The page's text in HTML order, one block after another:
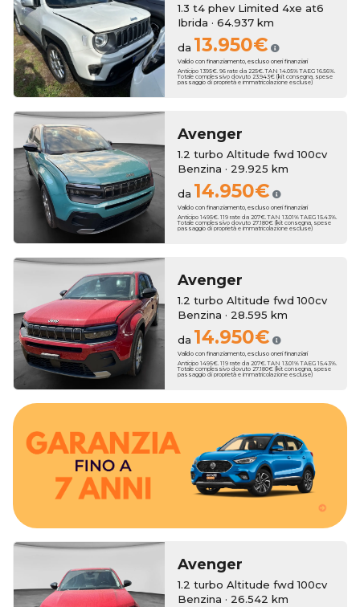
1.3 t4 phev Limited 4xe at6
Ibrida · 64.937 km
da 13.950€
Valido con finanziamento, escluso oneri finanziari
Anticipo 1395€. 96 rate da 225€. TAN 14.05% TAEG 16.56%.
Totale complessivo dovuto 23.943€ (kit consegna, spese
passaggio di proprietà e immatricolazione escluse)
Avenger
1.2 turbo Altitude fwd 100cv
Benzina · 29.925 km
da 14.950€
Valido con finanziamento, escluso oneri finanziari
Anticipo 1495€. 119 rate da 207€. TAN 13.01% TAEG 15.43%.
Totale complessivo dovuto 27.180€ (kit consegna, spese
passaggio di proprietà e immatricolazione escluse)
Avenger
1.2 turbo Altitude fwd 100cv
Benzina · 28.595 km
da 14.950€
Valido con finanziamento, escluso oneri finanziari
Anticipo 1495€. 119 rate da 207€. TAN 13.01% TAEG 15.43%.
Totale complessivo dovuto 27.180€ (kit consegna, spese
passaggio di proprietà e immatricolazione escluse)
Le vetture km zero godono di due anni di garanzia di casa
madre, al pari delle auto nuove, mentre sui modelli usati
beneficerai di un anno di garanzia Erreti Auto.
In entrambi i casi, al momento dell'acquisto, puoi scegliere di
estendere la copertura fino a 7 anni.
Avenger
1.2 turbo Altitude fwd 100cv
Benzina · 26.542 km